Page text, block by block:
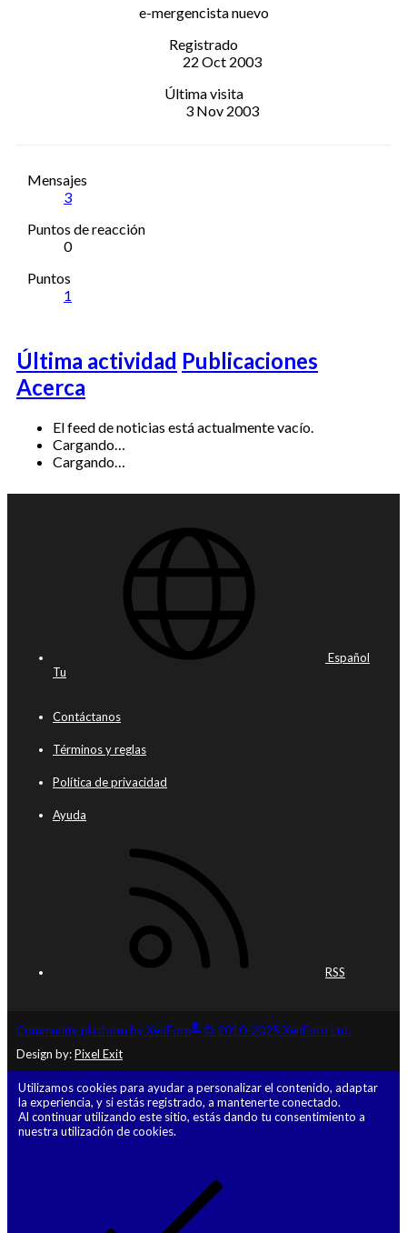
e-mergencista nuevo
Registrado
22 Oct 2003
Última visita
3 Nov 2003
Mensajes
3
Puntos de reacción
0
Puntos
1
Última actividad Publicaciones
Acerca
El feed de noticias está actualmente vacío.
Cargando…
Cargando…
Español
Tu
Contáctanos
Términos y reglas
Política de privacidad
Ayuda
RSS
Community platform by XenForo® © 2010-2025 XenForo Ltd.
Design by:Pixel Exit
Utilizamos cookies para ayudar a personalizar el contenido, adaptar
la experiencia, y si estás registrado, a mantenerte conectado.
Al continuar utilizando este sitio, estás dando tu consentimiento a
nuestra utilización de cookies.